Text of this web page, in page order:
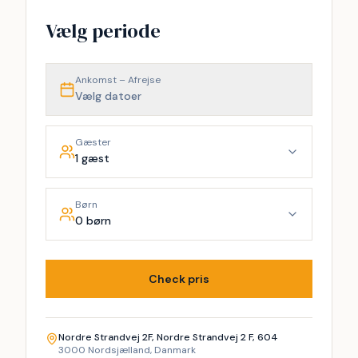
Vælg periode
Ankomst – Afrejse
Vælg datoer
Gæster
1 gæst
Børn
0 børn
Check pris
Nordre Strandvej 2F, Nordre Strandvej 2 F, 604
3000 Nordsjælland, Danmark